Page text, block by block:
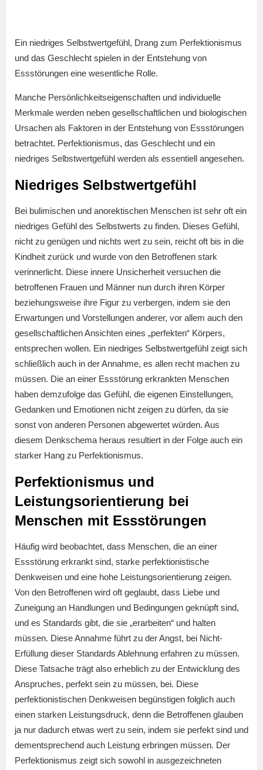
Ein niedriges Selbstwertgefühl, Drang zum Perfektionismus
und das Geschlecht spielen in der Entstehung von
Essstörungen eine wesentliche Rolle.
Manche Persönlichkeitseigenschaften und individuelle
Merkmale werden neben gesellschaftlichen und biologischen
Ursachen als Faktoren in der Entstehung von Essstörungen
betrachtet. Perfektionismus, das Geschlecht und ein
niedriges Selbstwertgefühl werden als essentiell angesehen.
Niedriges Selbstwertgefühl
Bei bulimischen und anorektischen Menschen ist sehr oft ein
niedriges Gefühl des Selbstwerts zu finden. Dieses Gefühl,
nicht zu genügen und nichts wert zu sein, reicht oft bis in die
Kindheit zurück und wurde von den Betroffenen stark
verinnerlicht. Diese innere Unsicherheit versuchen die
betroffenen Frauen und Männer nun durch ihren Körper
beziehungsweise ihre Figur zu verbergen, indem sie den
Erwartungen und Vorstellungen anderer, vor allem auch den
gesellschaftlichen Ansichten eines „perfekten“ Körpers,
entsprechen wollen. Ein niedriges Selbstwertgefühl zeigt sich
schließlich auch in der Annahme, es allen recht machen zu
müssen. Die an einer Essstörung erkrankten Menschen
haben demzufolge das Gefühl, die eigenen Einstellungen,
Gedanken und Emotionen nicht zeigen zu dürfen, da sie
sonst von anderen Personen abgewertet würden. Aus
diesem Denkschema heraus resultiert in der Folge auch ein
starker Hang zu Perfektionismus.
Perfektionismus und
Leistungsorientierung bei
Menschen mit Essstörungen
Häufig wird beobachtet, dass Menschen, die an einer
Essstörung erkrankt sind, starke perfektionistische
Denkweisen und eine hohe Leistungsorientierung zeigen.
Von den Betroffenen wird oft geglaubt, dass Liebe und
Zuneigung an Handlungen und Bedingungen geknüpft sind,
und es Standards gibt, die sie „erarbeiten“ und halten
müssen. Diese Annahme führt zu der Angst, bei Nicht-
Erfüllung dieser Standards Ablehnung erfahren zu müssen.
Diese Tatsache trägt also erheblich zu der Entwicklung des
Anspruches, perfekt sein zu müssen, bei. Diese
perfektionistischen Denkweisen begünstigen folglich auch
einen starken Leistungsdruck, denn die Betroffenen glauben
ja nur dadurch etwas wert zu sein, indem sie perfekt sind und
dementsprechend auch Leistung erbringen müssen. Der
Perfektionismus zeigt sich sowohl in ausgezeichneten